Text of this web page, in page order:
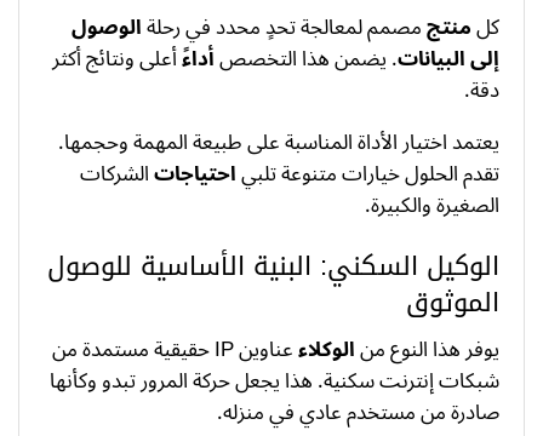
كلمنتجمصمم لمعالجة تحدٍ محدد في رحلةالوصول
إلى البيانات. يضمن هذا التخصصأداءًأعلى ونتائج أكثر
دقة.
يعتمد اختيار الأداة المناسبة على طبيعة المهمة وحجمها.
تقدم الحلول خيارات متنوعة تلبياحتياجاتالشركات
الصغيرة والكبيرة.
الوكيل السكني: البنية الأساسية للوصول
الموثوق
يوفر هذا النوع منالوكلاء عناوين IP حقيقية مستمدة من
شبكات إنترنت سكنية. هذا يجعل حركة المرور تبدو وكأنها
صادرة من مستخدم عادي في منزله.